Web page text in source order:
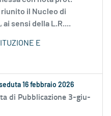
riunito il Nucleo di
sensi della L.R....
E
16 febbraio 2026
di Pubblicazione 3-giu-